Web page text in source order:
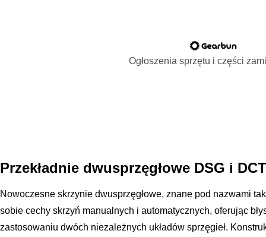
Ogłoszenia sprzętu i części
Przekładnie dwusprzęgłowe DSG i DCT
Nowoczesne skrzynie dwusprzęgłowe, znane pod nazwami
sobie cechy skrzyń manualnych i automatycznych, oferując
zastosowaniu dwóch niezależnych układów sprzęgieł.